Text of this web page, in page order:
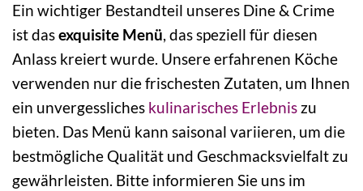
Ein wichtiger Bestandteil unseres Dine & Crime
ist dasexquisite Menü, das speziell für diesen
Anlass kreiert wurde. Unsere erfahrenen Köche
verwenden nur die frischesten Zutaten, um Ihnen
ein unvergessliches kulinarisches Erlebnis zu
bieten. Das Menü kann saisonal variieren, um die
bestmögliche Qualität und Geschmacksvielfalt zu
gewährleisten. Bitte informieren Sie uns im